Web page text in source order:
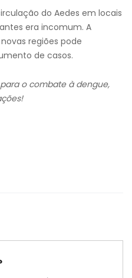
do Aedes em locais
era incomum. A
regiões pode
de casos.
o combate à dengue,